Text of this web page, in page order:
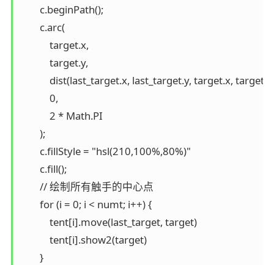
        c.beginPath();
        c.arc(
            target.x,
            target.y,
dist(last_target.x, last_target.y, target.x,
            0,
            2 * Math.PI
        );
        c.fillStyle = "hsl(210,100%,80%)"
        c.fill();
        // 绘制所有触手的中心点
        for (i = 0; i < numt; i++) {
            tent[i].move(last_target, target)
            tent[i].show2(target)
        }